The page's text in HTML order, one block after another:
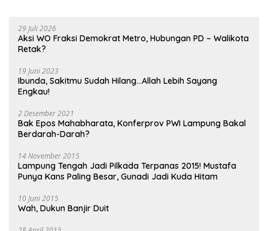
29 Juli 2026
Aksi WO Fraksi Demokrat Metro, Hubungan PD – Walikota
Retak?
19 Juni 2023
Ibunda, Sakitmu Sudah Hilang…Allah Lebih Sayang
Engkau!
2 Desember 2021
Bak Epos Mahabharata, Konferprov PWI Lampung Bakal
Berdarah-Darah?
14 November 2015
Lampung Tengah Jadi Pilkada Terpanas 2015! Mustafa
Punya Kans Paling Besar, Gunadi Jadi Kuda Hitam
10 Juni 2015
Wah, Dukun Banjir Duit